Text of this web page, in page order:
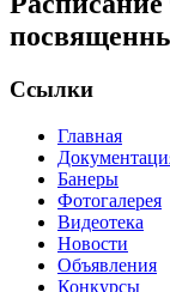
Ссылки
Главная
Банеры
Фотогалерея
Видеотека
Новости
Объявления
Конкурсы